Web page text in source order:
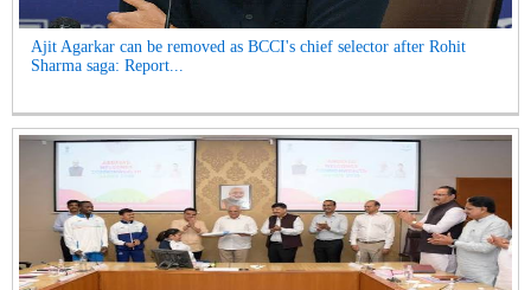
Ajit Agarkar can be removed as BCCI's chief selector after Rohit
Sharma saga: Report...